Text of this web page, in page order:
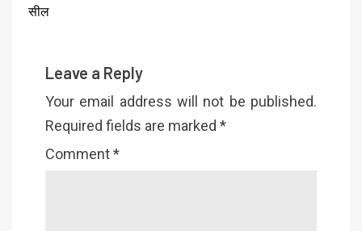
सील
Leave a Reply
Your email address will not be published.
Required fields are marked *
Comment*